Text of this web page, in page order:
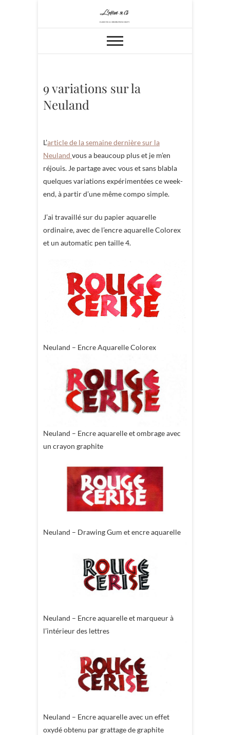
9 variations sur la
Neuland
L’article de la semaine dernière sur la
Neuland vous a beaucoup plus et je m’en
réjouis. Je partage avec vous et sans blabla
quelques variations expérimentées ce week-
end, à partir d’une même compo simple.
J’ai travaillé sur du papier aquarelle
ordinaire, avec de l’encre aquarelle Colorex
et un automatic pen taille 4.
Neuland – Encre Aquarelle Colorex
Neuland – Encre aquarelle et ombrage avec
un crayon graphite
Neuland – Drawing Gum et encre aquarelle
Neuland – Encre aquarelle et marqueur à
l’intérieur des lettres
Neuland – Encre aquarelle avec un effet
oxydé obtenu par grattage de graphite